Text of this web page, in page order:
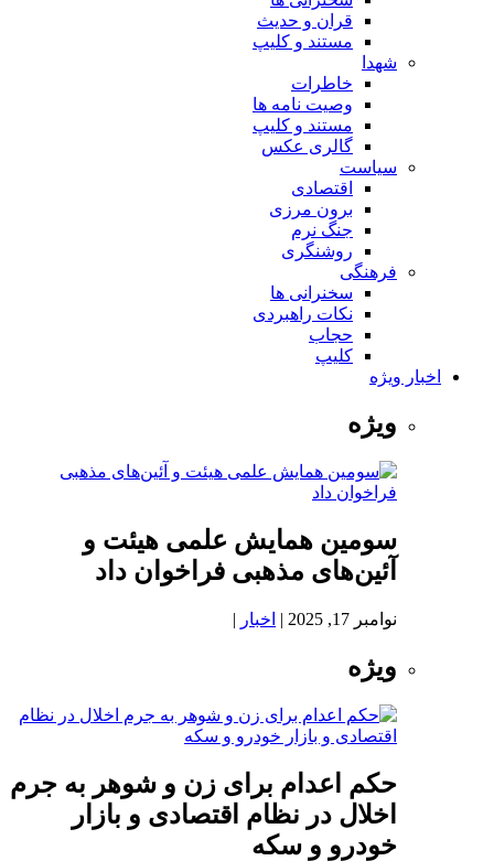
قران و حدیث
مستند و کلیپ
شهدا
خاطرات
وصیت نامه ها
مستند و کلیپ
گالری عکس
سیاست
اقتصادی
برون مرزی
جنگ نرم
روشنگری
فرهنگی
سخنرانی ها
نکات راهبردی
حجاب
کلیپ
اخبار ویژه
ویژه
سومین همایش علمی هیئت و
آئین‌های مذهبی فراخوان داد
نوامبر 17, 2025 | اخبار |
ویژه
حکم اعدام برای زن و شوهر به جرم
اخلال در نظام اقتصادی و بازار
خودرو و سکه